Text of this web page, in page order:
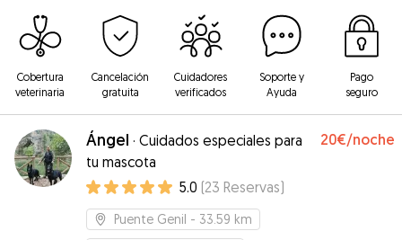
Cobertura
veterinaria
Cancelación
gratuita
Cuidadores
verificados
Soporte y
Ayuda
Pago
seguro
Ángel · Cuidados especiales para
tu mascota
20€/noche
5.0 (23 Reservas)
Puente Genil - 33.59 km